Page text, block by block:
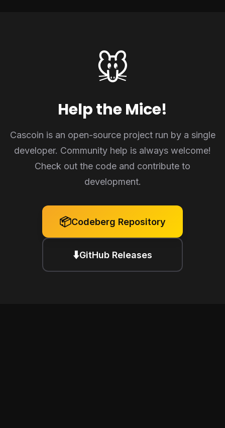
🐭
Help the Mice!
Cascoin is an open-source project run by a single
developer. Community help is always welcome!
Check out the code and contribute to
development.
📦Codeberg Repository
⬇️GitHub Releases